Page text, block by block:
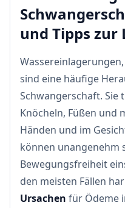
und Tipps zur
sind eine häufige
Schwangerschaft. Sie
Knöcheln, Füßen und
Händen und im
können unangenehm
Bewegungsfreiheit
den meisten Fällen
Ursachen für Ödeme